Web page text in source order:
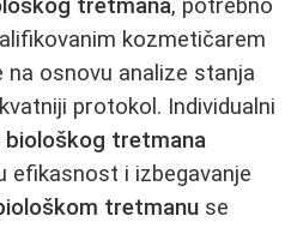
tretmana, potrebno
kozmetičarem
osnovu analize stanja
protokol. Individualni
biološkog tretmana
efikasnost i izbegavanje
tretmanu se